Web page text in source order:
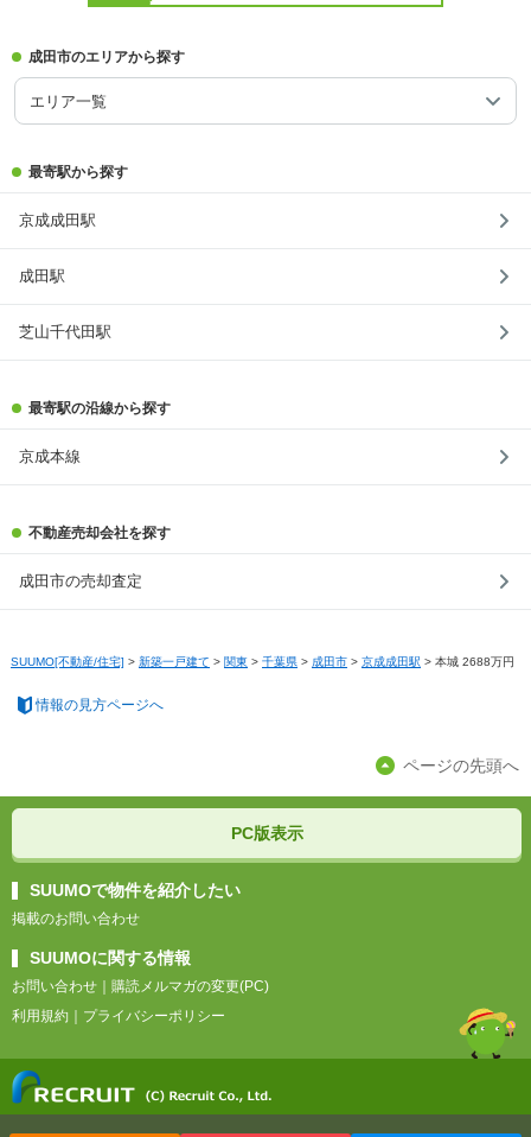
成田市のエリアから探す
エリア一覧
最寄駅から探す
京成成田駅
成田駅
芝山千代田駅
最寄駅の沿線から探す
京成本線
不動産売却会社を探す
成田市の売却査定
SUUMO[不動産/住宅] > 新築一戸建て > 関東 > 千葉県 > 成田市 > 京成成田駅 > 本城 2688万円
情報の見方ページへ
ページの先頭へ
PC版表示
SUUMOで物件を紹介したい
掲載のお問い合わせ
SUUMOに関する情報
お問い合わせ
購読メルマガの変更(PC)
利用規約
プライバシーポリシー